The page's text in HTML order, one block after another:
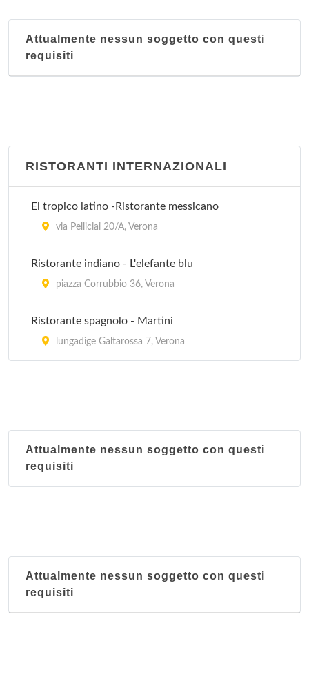
Attualmente nessun soggetto con questi
requisiti
RISTORANTI INTERNAZIONALI
El tropico latino -Ristorante messicano
via Pelliciai 20/A, Verona
Ristorante indiano - L'elefante blu
piazza Corrubbio 36, Verona
Ristorante spagnolo - Martini
lungadige Galtarossa 7, Verona
Attualmente nessun soggetto con questi
requisiti
Attualmente nessun soggetto con questi
requisiti